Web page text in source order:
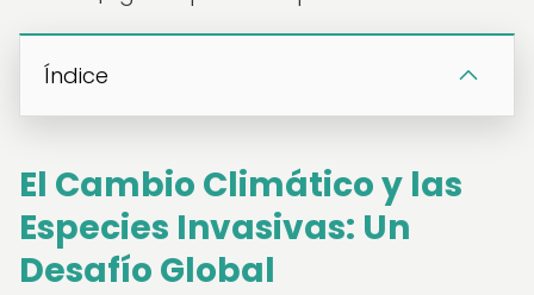
Índice
El Cambio Climático y las
Especies Invasivas: Un
Desafío Global